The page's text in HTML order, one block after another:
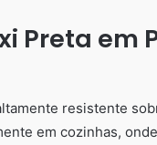
Preta em
resistente
em cozinhas,